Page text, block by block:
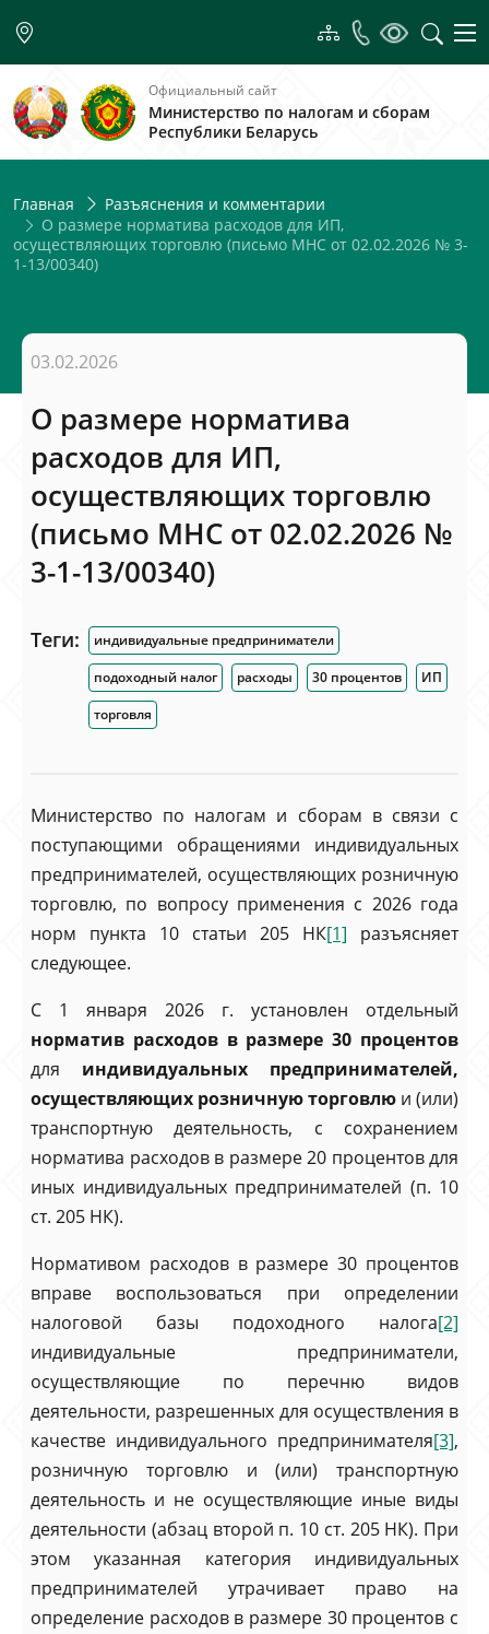
Официальный сайт
Министерство по налогам и сборам
Республики Беларусь
Главная
Разъяснения и комментарии
О размере норматива расходов для ИП,
осуществляющих торговлю (письмо МНС от 02.02.2026 № 3-
1-13/00340)
03.02.2026
О размере норматива
расходов для ИП,
осуществляющих торговлю
(письмо МНС от 02.02.2026 №
3-1-13/00340)
Теги:
индивидуальные предприниматели
подоходный налог
расходы 30 процентов
ИП
торговля
Министерство по налогам и сборам в связи с
поступающими обращениями индивидуальных
предпринимателей, осуществляющих розничную
торговлю, по вопросу применения с 2026 года
норм пункта 10 статьи 205 НК[1] разъясняет
следующее.
С 1 января 2026 г. установлен отдельный
норматив расходов в размере 30 процентов
для индивидуальных предпринимателей,
осуществляющих розничную торговлю и (или)
транспортную деятельность, с сохранением
норматива расходов в размере 20 процентов для
иных индивидуальных предпринимателей (п. 10
ст. 205 НК).
Нормативом расходов в размере 30 процентов
вправе воспользоваться при определении
налоговой базы подоходного налога[2]
индивидуальные предприниматели,
осуществляющие по перечню видов
деятельности, разрешенных для осуществления в
качестве индивидуального предпринимателя[3],
розничную торговлю и (или) транспортную
деятельность и не осуществляющие иные виды
деятельности (абзац второй п. 10 ст. 205 НК). При
этом указанная категория индивидуальных
предпринимателей утрачивает право на
определение расходов в размере 30 процентов с